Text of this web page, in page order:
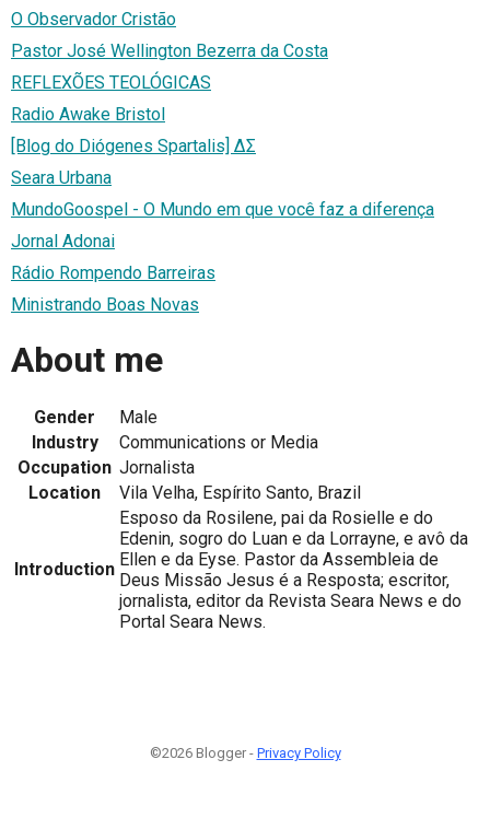
O Observador Cristão
Pastor José Wellington Bezerra da Costa
REFLEXÕES TEOLÓGICAS
Radio Awake Bristol
[Blog do Diógenes Spartalis] ΔΣ
Seara Urbana
MundoGoospel - O Mundo em que você faz a diferença
Jornal Adonai
Rádio Rompendo Barreiras
Ministrando Boas Novas
About me
Gender
Male
Industry
Communications or Media
Occupation Jornalista
Location
Vila Velha, Espírito Santo, Brazil
Introduction
Esposo da Rosilene, pai da Rosielle e do
Edenin, sogro do Luan e da Lorrayne, e avô da
Ellen e da Eyse. Pastor da Assembleia de
Deus Missão Jesus é a Resposta; escritor,
jornalista, editor da Revista Seara News e do
Portal Seara News.
©2026 Blogger - Privacy Policy